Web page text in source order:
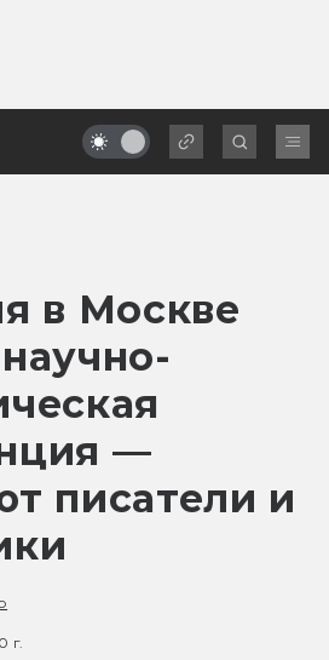
в Москве
—
писатели и
г.